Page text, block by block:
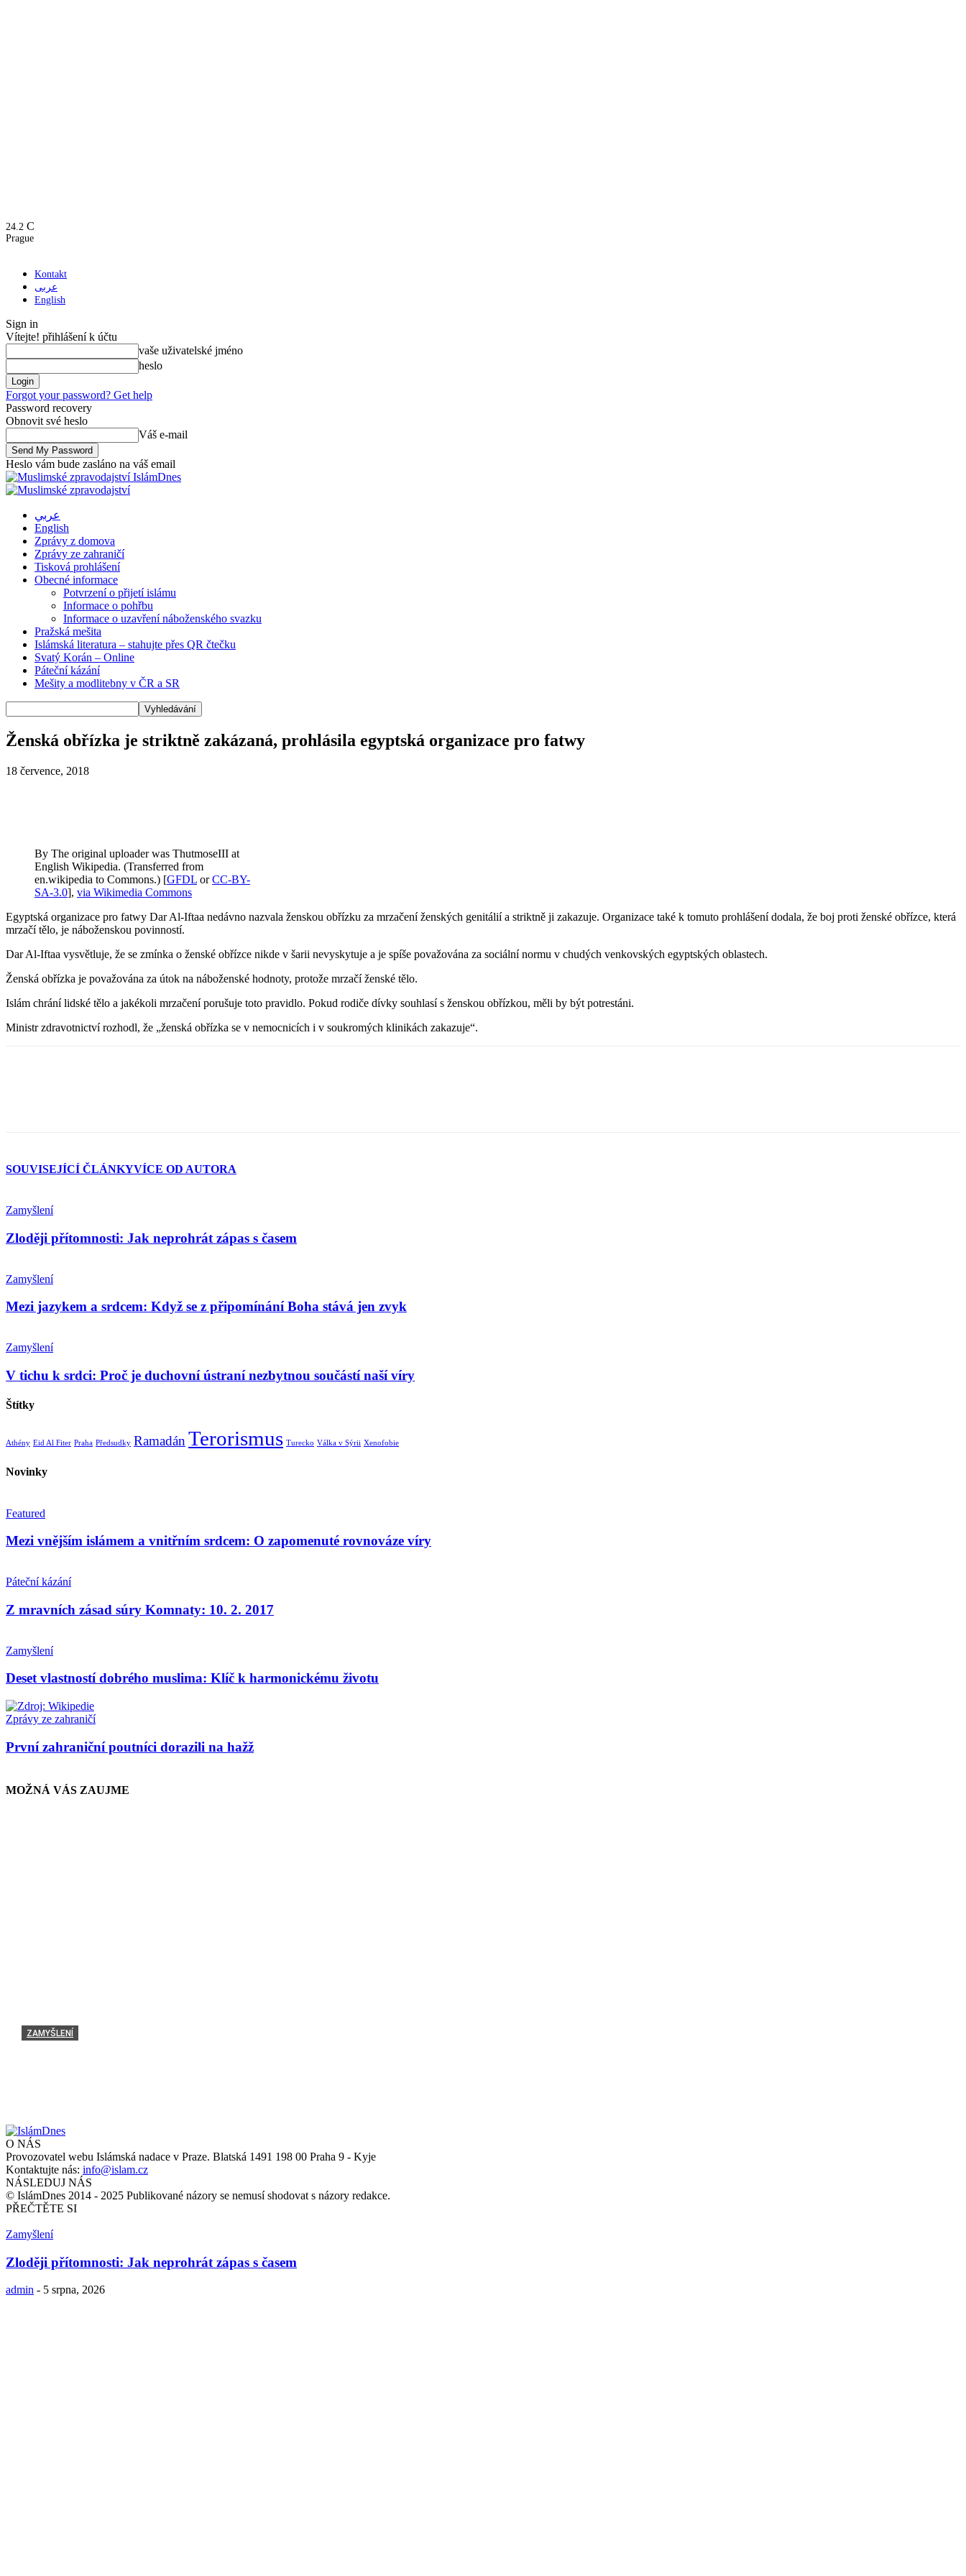
24.2 C
Prague
Kontakt
عربى
English
Sign in
Vítejte! přihlášení k účtu
vaše uživatelské jméno
heslo
Forgot your password? Get help
Password recovery
Obnovit své heslo
Váš e-mail
Heslo vám bude zasláno na váš email
IslámDnes
عربي
English
Zprávy z domova
Zprávy ze zahraničí
Tisková prohlášení
Obecné informace
Potvrzení o přijetí islámu
Informace o pohřbu
Informace o uzavření náboženského svazku
Pražská mešita
Islámská literatura – stahujte přes QR čtečku
Svatý Korán – Online
Páteční kázání
Mešity a modlitebny v ČR a SR
Ženská obřízka je striktně zakázaná, prohlásila egyptská organizace pro fatwy
18 července, 2018
By The original uploader was ThutmoseIII at
English Wikipedia. (Transferred from
en.wikipedia to Commons.) [GFDL orCC-BY-
SA-3.0], via Wikimedia Commons
Egyptská organizace pro fatwy Dar Al-Iftaa nedávno nazvala ženskou obřízku za mrzačení ženských genitálií a striktně ji zakazuje. Organizace také k tomuto prohlášení dodala, že boj proti ženské obřízce, která
mrzačí tělo, je náboženskou povinností.
Dar Al-Iftaa vysvětluje, že se zmínka o ženské obřízce nikde v šarii nevyskytuje a je spíše považována za sociální normu v chudých venkovských egyptských oblastech.
Ženská obřízka je považována za útok na náboženské hodnoty, protože mrzačí ženské tělo.
Islám chrání lidské tělo a jakékoli mrzačení porušuje toto pravidlo. Pokud rodiče dívky souhlasí s ženskou obřízkou, měli by být potrestáni.
Ministr zdravotnictví rozhodl, že „ženská obřízka se v nemocnicích i v soukromých klinikách zakazuje“.
SOUVISEJÍCÍ ČLÁNKYVÍCE OD AUTORA
Zamyšlení
Zloději přítomnosti: Jak neprohrát zápas s časem
Zamyšlení
Mezi jazykem a srdcem: Když se z připomínání Boha stává jen zvyk
Zamyšlení
V tichu k srdci: Proč je duchovní ústraní nezbytnou součástí naší víry
Štítky
Athény Eid Al Fiter Praha Předsudky RamadánTerorismus Turecko Válka v Sýrii Xenofobie
Novinky
Featured
Mezi vnějším islámem a vnitřním srdcem: O zapomenuté rovnováze víry
Páteční kázání
Z mravních zásad súry Komnaty: 10. 2. 2017
Zamyšlení
Deset vlastností dobrého muslima: Klíč k harmonickému životu
Zprávy ze zahraničí
První zahraniční poutníci dorazili na hažž
MOŽNÁ VÁS ZAUJME
ZAMYŠLENÍ
O NÁS
Provozovatel webu Islámská nadace v Praze. Blatská 1491 198 00 Praha 9 - Kyje
Kontaktujte nás: info@islam.cz
NÁSLEDUJ NÁS
© IslámDnes 2014 - 2025 Publikované názory se nemusí shodovat s názory redakce.
PŘEČTĚTE SI
Zamyšlení
Zloději přítomnosti: Jak neprohrát zápas s časem
admin - 5 srpna, 2026